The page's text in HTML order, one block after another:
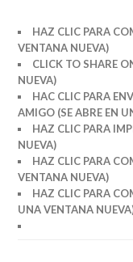
HAZ CLIC PARA
VENTANA NUEVA)
CLICK TO SHARE
NUEVA)
HAC CLIC PARA
AMIGO (SE ABRE EN
HAZ CLIC PARA
NUEVA)
HAZ CLIC PARA
VENTANA NUEVA)
HAZ CLIC PARA
UNA VENTANA